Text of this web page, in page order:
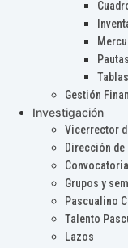
Gestión
Investigación
Vicerrector
Dirección
Grupos y
Pascualino
Talento
Lazos